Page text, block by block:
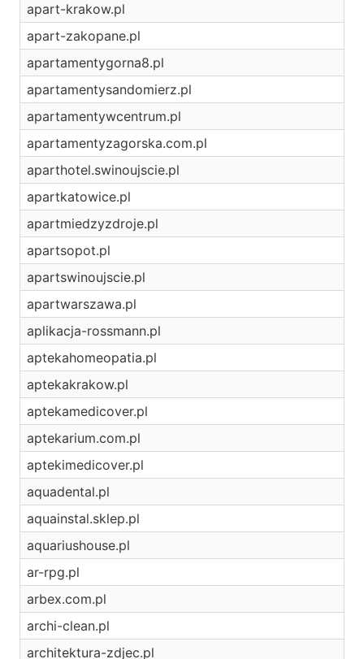
apart-krakow.pl
apart-zakopane.pl
apartamentygorna8.pl
apartamentysandomierz.pl
apartamentywcentrum.pl
apartamentyzagorska.com.pl
aparthotel.swinoujscie.pl
apartkatowice.pl
apartmiedzyzdroje.pl
apartsopot.pl
apartswinoujscie.pl
apartwarszawa.pl
aplikacja-rossmann.pl
aptekahomeopatia.pl
aptekakrakow.pl
aptekamedicover.pl
aptekarium.com.pl
aptekimedicover.pl
aquadental.pl
aquainstal.sklep.pl
aquariushouse.pl
ar-rpg.pl
arbex.com.pl
archi-clean.pl
architektura-zdjec.pl